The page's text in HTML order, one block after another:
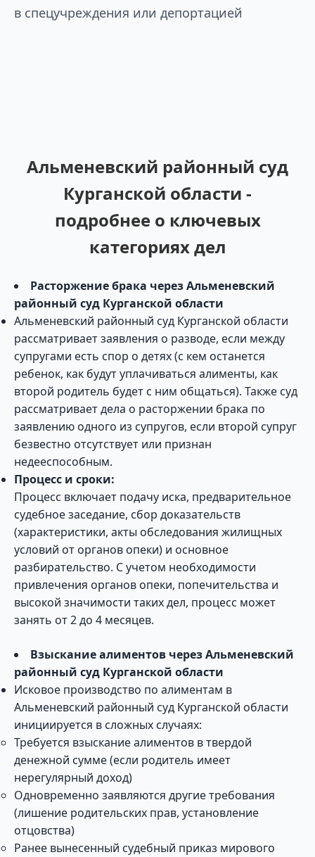
в спецучреждения или депортацией
Альменевский районный суд
Курганской области -
подробнее о ключевых
категориях дел
Расторжение брака через Альменевский
районный суд Курганской области
Альменевский районный суд Курганской области
рассматривает заявления о разводе, если между
супругами есть спор о детях (с кем останется
ребенок, как будут уплачиваться алименты, как
второй родитель будет с ним общаться). Также суд
рассматривает дела о расторжении брака по
заявлению одного из супругов, если второй супруг
безвестно отсутствует или признан
недееспособным.
Процесс и сроки:
Процесс включает подачу иска, предварительное
судебное заседание, сбор доказательств
(характеристики, акты обследования жилищных
условий от органов опеки) и основное
разбирательство. С учетом необходимости
привлечения органов опеки, попечительства и
высокой значимости таких дел, процесс может
занять от 2 до 4 месяцев.
Взыскание алиментов через Альменевский
районный суд Курганской области
Исковое производство по алиментам в
Альменевский районный суд Курганской области
инициируется в сложных случаях:
Требуется взыскание алиментов в твердой
денежной сумме (если родитель имеет
нерегулярный доход)
Одновременно заявляются другие требования
(лишение родительских прав, установление
отцовства)
Ранее вынесенный судебный приказ мирового